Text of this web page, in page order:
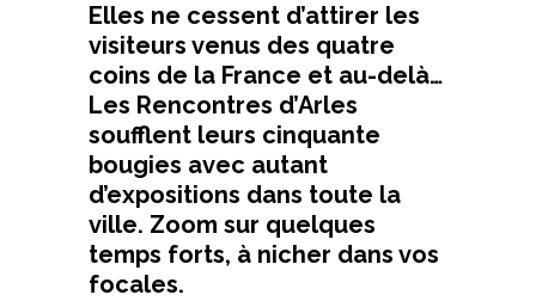
Elles ne cessent d’attirer les
visiteurs venus des quatre
coins de la France et au-delà…
Les Rencontres d’Arles
soufflent leurs cinquante
bougies avec autant
d’expositions dans toute la
ville. Zoom sur quelques
temps forts, à nicher dans vos
focales.